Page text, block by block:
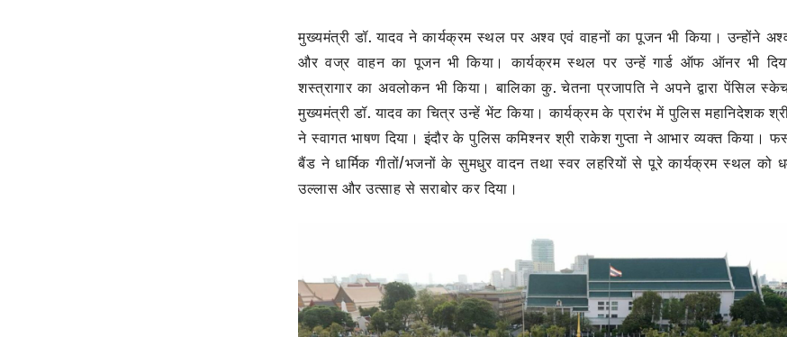
मुख्यमंत्री डॉ. यादव ने कार्यक्रम स्थल पर अश्व एवं वाहनों का पूजन भी किया। उन्होंने
और वज्र वाहन का पूजन भी किया। कार्यक्रम स्थल पर उन्हें गार्ड ऑफ ऑनर भी
शस्त्रागार का अवलोकन भी किया। बालिका कु. चेतना प्रजापति ने अपने द्वारा पेंसिल
मुख्यमंत्री डॉ. यादव का चित्र उन्हें भेंट किया। कार्यक्रम के प्रारंभ में पुलिस महानिदेशक
ने स्वागत भाषण दिया। इंदौर के पुलिस कमिश्नर श्री राकेश गुप्ता ने आभार व्यक्त किया।
बैंड ने धार्मिक गीतों/भजनों के सुमधुर वादन तथा स्वर लहरियों से पूरे कार्यक्रम स्थल को
उल्लास और उत्साह से सराबोर कर दिया।